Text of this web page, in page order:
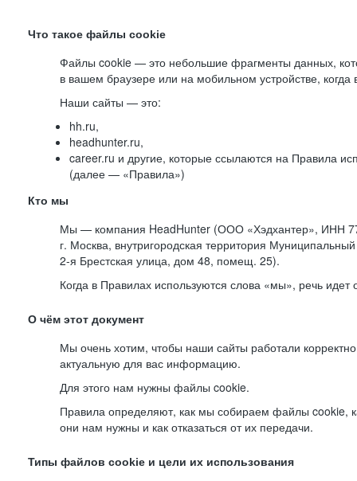
Что такое файлы cookie
Файлы cookie — это небольшие фрагменты данных,
в вашем браузере или на мобильном устройстве,
Наши сайты — это:
hh.ru,
headhunter.ru,
career.ru и другие, которые ссылаются на Правила
(далее — «Правила»)
Кто мы
Мы — компания HeadHunter (ООО «Хэдхантер», ИНН
г. Москва, внутригородская территория Муниципальный
2-я Брестская улица, дом 48, помещ. 25).
Когда в Правилах используются слова «мы», речь
О чём этот документ
Мы очень хотим, чтобы наши сайты работали
актуальную для вас информацию.
Для этого нам нужны файлы cookie.
Правила определяют, как мы собираем файлы cookie,
они нам нужны и как отказаться от их передачи.
Типы файлов cookie и цели их использования